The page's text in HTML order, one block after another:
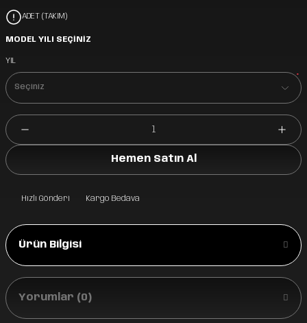
ADET (TAKIM)
MODEL YILI SEÇİNİZ
YIL
*
Hemen Satın Al
Hızlı Gönderi Kargo Bedava
Ürün Bilgisi
Yorumlar (0)